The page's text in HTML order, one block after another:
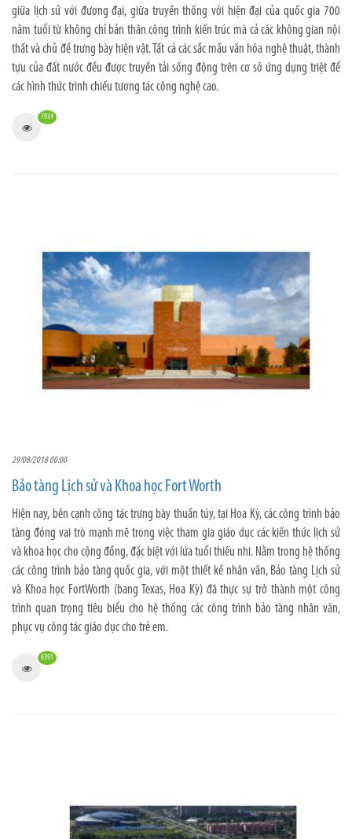
giữa lịch sử với đương đại, giữa truyền thống với hiện đại của quốc gia 700
năm tuổi từ không chỉ bản thân công trình kiến trúc mà cả các không gian nội
thất và chủ đề trưng bày hiện vật. Tất cả các sắc mầu văn hóa nghệ thuật, thành
tựu của đất nước đều được truyền tải sống động trên cơ sở ứng dụng triệt để
các hình thức trình chiếu tương tác công nghệ cao.
7934
29/08/2018 00:00
Bảo tàng Lịch sử và Khoa học Fort Worth
Hiện nay, bên cạnh công tác trưng bày thuần túy, tại Hoa Kỳ, các công trình bảo
tàng đóng vai trò mạnh mẽ trong việc tham gia giáo dục các kiến thức lịch sử
và khoa học cho cộng đồng, đặc biệt với lứa tuổi thiếu nhi. Nằm trong hệ thống
các công trình bảo tàng quốc gia, với một thiết kế nhân văn, Bảo tàng Lịch sử
và Khoa học FortWorth (bang Texas, Hoa Kỳ) đã thực sự trở thành một công
trình quan trọng tiêu biểu cho hệ thống các công trình bảo tàng nhân văn,
phục vụ công tác giáo dục cho trẻ em.
6391